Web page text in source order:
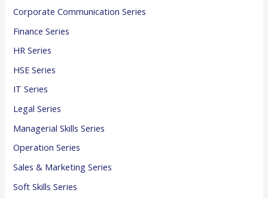
Corporate Communication Series
Finance Series
HR Series
HSE Series
IT Series
Legal Series
Managerial Skills Series
Operation Series
Sales & Marketing Series
Soft Skills Series